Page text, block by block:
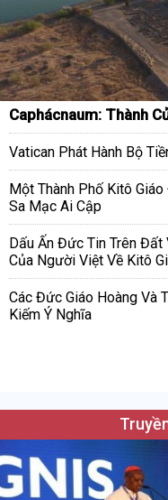
Caphácnaum: Thành
Vatican Phát Hành Bộ
Một Thành Phố Kitô
Sa Mạc Ai Cập
Dấu Ấn Đức Tin Trên
Của Người Việt Về Kitô
Các Đức Giáo Hoàng Và
Kiếm Ý Nghĩa